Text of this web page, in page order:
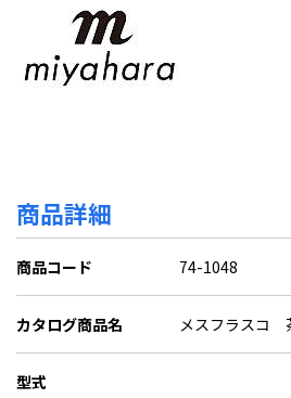
商品詳細
商品コード 74-1048
カタログ商品名 メスフラスコ
型式